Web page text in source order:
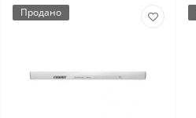
Продано